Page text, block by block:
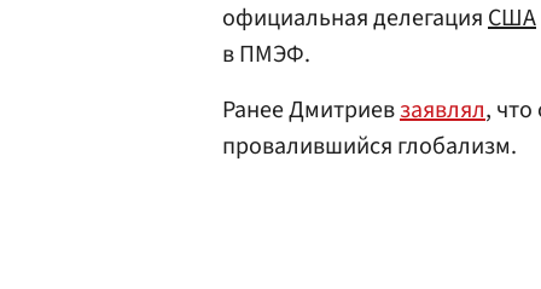
официальная делегацияСША
в ПМЭФ.
Ранее Дмитриевзаявлял,
провалившийся глобализм.